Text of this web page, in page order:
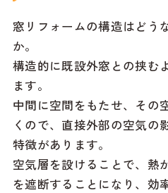
窓リフォームの構造はどう
か。
構造的に既設外窓との挟む
ます。
中間に空間をもたせ、その
くので、直接外部の空気の
特徴があります。
空気層を設けることで、熱
を遮断することになり、効